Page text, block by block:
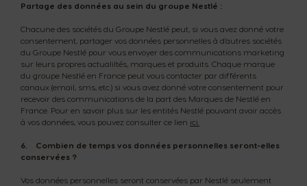
Partage des données au sein du groupe Nestlé :
Chacune des sociétés du Groupe Nestlé peut, si vous avez donné votre
consentement, partager vos données personnelles à d’autres sociétés
du Groupe Nestlé pour vous envoyer des communications marketing
sur leurs propres actualiltés, marques et produits. Chaque marque
du groupe Nestlé en France peut vous contacter par différents
canaux (email, sms, etc.) si vous avez donné votre consentement pour
recevoir des communications de la part des Marques de Nestlé en
France. Pour en savoir plus sur les entités Nestlé pouvant avoir accès
à vos données, vous pouvez consulter ce lien ici.
6. Combien de temps vos données personnelles seront-elles
conservées ?
Vos données personnelles seront conservées par Nestlé seulement